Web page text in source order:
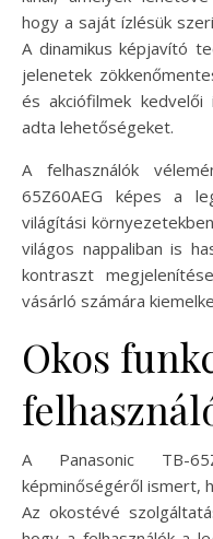
hogy a saját ízlésük
A dinamikus képjavító
jelenetek
és akciófilmek kedvelői
adta lehetőségeket.
A felhasználók
65Z60AEG képes a
világítási
világos nappaliban is
kontraszt
vásárló számára
Okos
A Panasonic TB-
képminőségéről ismert,
Az okostévé